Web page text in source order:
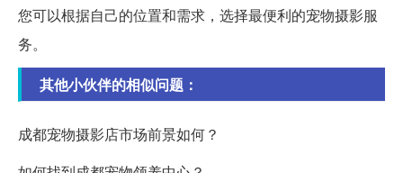
您可以根据自己的位置和需求，选择最便利的宠物摄影服
务。
其他小伙伴的相似问题：
成都宠物摄影店市场前景如何？